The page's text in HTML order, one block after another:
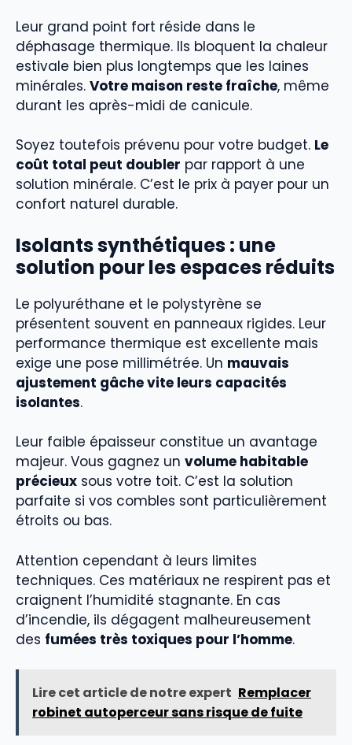
Leur grand point fort réside dans le
déphasage thermique. Ils bloquent la chaleur
estivale bien plus longtemps que les laines
minérales. Votre maison reste fraîche, même
durant les après-midi de canicule.
Soyez toutefois prévenu pour votre budget. Le
coût total peut doubler par rapport à une
solution minérale. C’est le prix à payer pour un
confort naturel durable.
Isolants synthétiques : une
solution pour les espaces réduits
Le polyuréthane et le polystyrène se
présentent souvent en panneaux rigides. Leur
performance thermique est excellente mais
exige une pose millimétrée. Un mauvais
ajustement gâche vite leurs capacités
isolantes.
Leur faible épaisseur constitue un avantage
majeur. Vous gagnez un volume habitable
précieux sous votre toit. C’est la solution
parfaite si vos combles sont particulièrement
étroits ou bas.
Attention cependant à leurs limites
techniques. Ces matériaux ne respirent pas et
craignent l’humidité stagnante. En cas
d’incendie, ils dégagent malheureusement
des fumées très toxiques pour l’homme.
Lire cet article de notre expert Remplacer
robinet autoperceur sans risque de fuite